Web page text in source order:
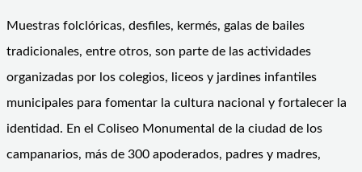
Muestras folclóricas, desfiles, kermés, galas de bailes
tradicionales, entre otros, son parte de las actividades
organizadas por los colegios, liceos y jardines infantiles
municipales para fomentar la cultura nacional y fortalecer la
identidad. En el Coliseo Monumental de la ciudad de los
campanarios, más de 300 apoderados, padres y madres,